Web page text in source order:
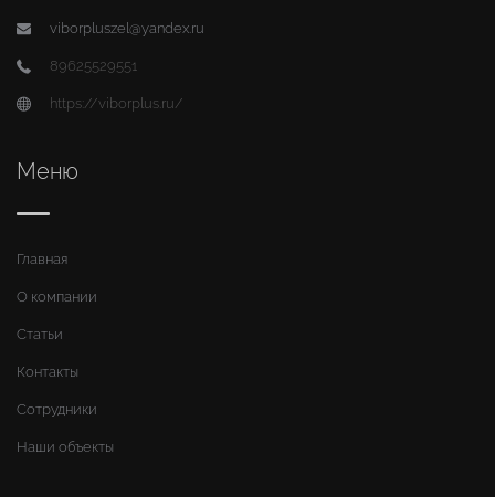
viborpluszel@yandex.ru
89625529551
https://viborplus.ru/
Меню
Главная
О компании
Статьи
Контакты
Сотрудники
Наши объекты